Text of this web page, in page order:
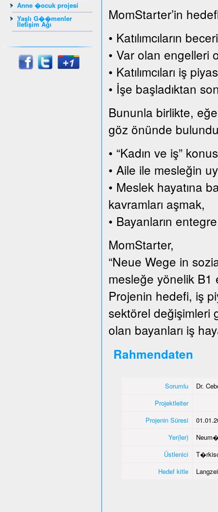
Anne �ocuk projesi
Yaşlı G��menler
İletişim Ağı
MomStarter’in
• Katılımcıların
• Var olan engelleri
• Katılımcıları iş
• İşe başladıktan
Bununla birlikte,
göz önünde
• “Kadın ve iş”
• Aile ile mesleğin
• Meslek hayatına
kavramları aşmak,
• Bayanların
MomStarter,
“Neue Wege in
mesleğe yönelik B1
Projenin hedefi, iş
sektörel değişimleri
olan bayanları iş
Rahmendaten
Sorumlu
Dr.
Projektleiter
Projenin Süresi
Yer(ler)
Üstlenici
Hedef kitle